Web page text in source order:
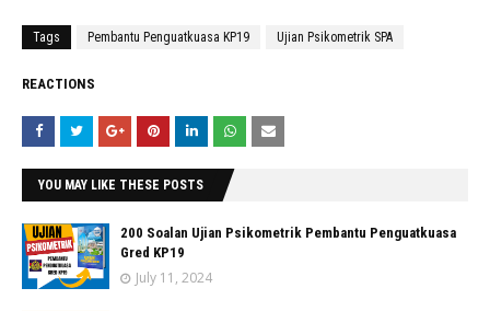
Tags Pembantu Penguatkuasa KP19 Ujian Psikometrik SPA
REACTIONS
YOU MAY LIKE THESE POSTS
200 Soalan Ujian Psikometrik Pembantu Penguatkuasa
Gred KP19
July 11, 2024